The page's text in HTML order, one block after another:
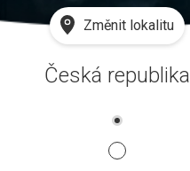
Změnit lokalitu
Česká republika